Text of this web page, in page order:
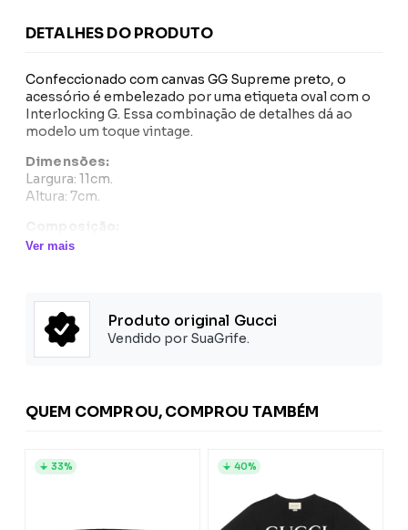
DETALHES DO PRODUTO
Confeccionado com canvas GG Supreme preto, o
acessório é embelezado por uma etiqueta oval com o
Interlocking G. Essa combinação de detalhes dá ao
modelo um toque vintage.
Dimensões:
Largura: 11cm.
Altura: 7cm.
Acabamentos: Couro 100%
Ver mais
Produto original Gucci
Vendido por SuaGrife.
QUEM COMPROU, COMPROU TAMBÉM
33% 40%